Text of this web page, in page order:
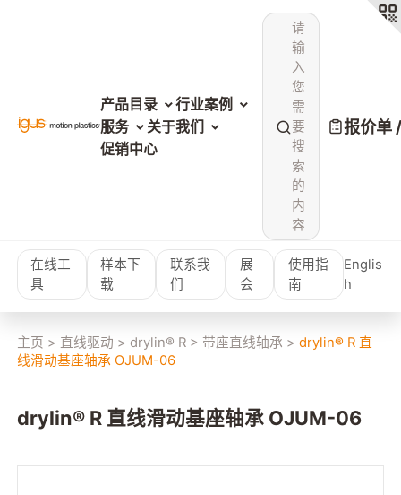
产品目录
行业案例
服务
关于我们
促销中心
请
输
入
您
需
要
搜
索
的
内
容
报价单
在线工
具
样本下
载
联系我
们
展
会
使用指
南
Englis
h
主页 > 直线驱动 > drylin® R > 带座直线轴承 >drylin® R 直
线滑动基座轴承 OJUM-06
drylin® R 直线滑动基座轴承 OJUM-06